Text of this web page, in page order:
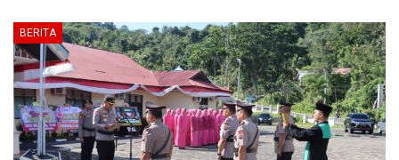
BERITA